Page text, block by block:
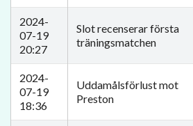
2024-
07-19
20:27
Slot recenserar första
träningsmatchen
2024-
07-19
18:36
Uddamålsförlust mot
Preston